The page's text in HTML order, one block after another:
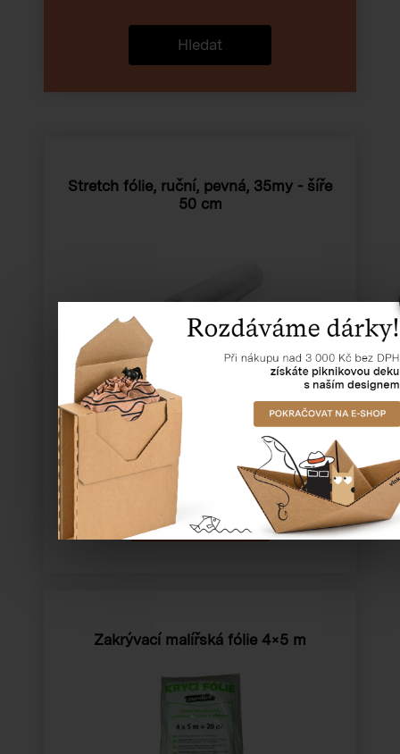
Hledat
Stretch fólie, ruční, pevná, 35my - šíře
50 cm
Katalogové číslo:
Cena od
158,51 Kč
Zakrývací malířská fólie 4×5 m